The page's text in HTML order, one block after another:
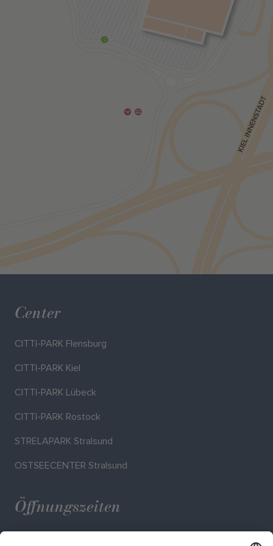
Center
CITTI-PARK Flensburg
CITTI-PARK Kiel
CITTI-PARK Lübeck
CITTI-PARK Rostock
STRELAPARK Stralsund
OSTSEECENTER Stralsund
Öffnungszeiten